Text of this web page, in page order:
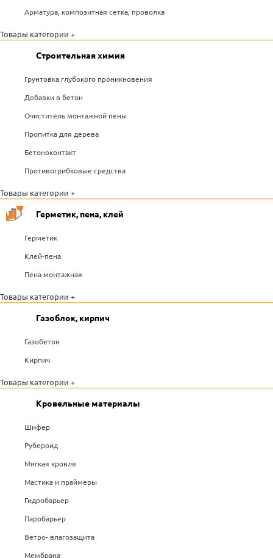
Арматура, композитная сетка, проволка
Товары категории +
Строительная химия
Грунтовка глубокого проникновения
Добавки в бетон
Очиститель монтажной пены
Пропитка для дерева
Бетоноконтакт
Противогрибковые средства
Товары категории +
Герметик, пена, клей
Герметик
Клей-пена
Пена монтажная
Товары категории +
Газоблок, кирпич
Газобетон
Кирпич
Товары категории +
Кровельные материалы
Шифер
Рубероид
Мягкая кровля
Мастика и праймеры
Гидробарьер
Паробарьер
Ветро- влагозащита
Мембрана